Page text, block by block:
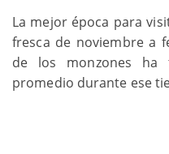
La mejor época para
fresca de noviembre a
de los monzones ha
promedio durante ese